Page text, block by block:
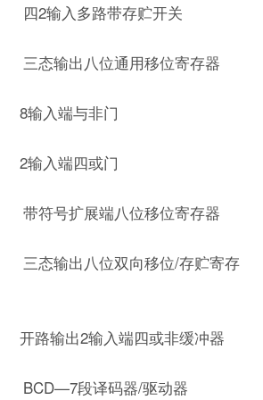
2输入多路带存贮开关
态输出八位通用移位寄存器
输入端与非门
输入端四或门
符号扩展端八位移位寄存器
态输出八位双向移位/存贮寄存
路输出2输入端四或非缓冲器
段译码器/驱动器